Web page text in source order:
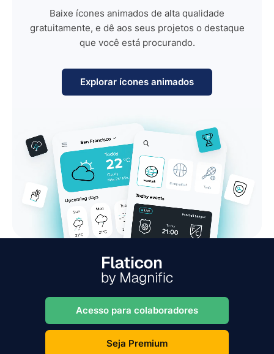
Baixe ícones animados de alta qualidade
gratuitamente, e dê aos seus projetos o destaque
que você está procurando.
Explorar ícones animados
Acesso para colaboradores
Seja Premium